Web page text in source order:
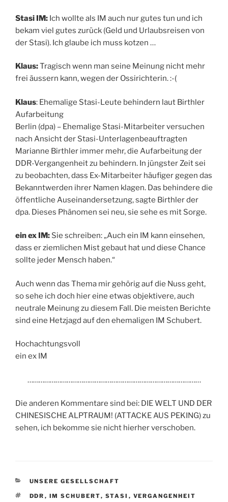
Stasi IM: Ich wollte als IM auch nur gutes tun und ich
bekam viel gutes zurück (Geld und Urlaubsreisen von
der Stasi). Ich glaube ich muss kotzen …
Klaus:Tragisch wenn man seine Meinung nicht mehr
frei äussern kann, wegen der Ossirichterin. :-(
Klaus: Ehemalige Stasi-Leute behindern laut Birthler
Aufarbeitung
Berlin (dpa) – Ehemalige Stasi-Mitarbeiter versuchen
nach Ansicht der Stasi-Unterlagenbeauftragten
Marianne Birthler immer mehr, die Aufarbeitung der
DDR-Vergangenheit zu behindern. In jüngster Zeit sei
zu beobachten, dass Ex-Mitarbeiter häufiger gegen das
Bekanntwerden ihrer Namen klagen. Das behindere die
öffentliche Auseinandersetzung, sagte Birthler der
dpa. Dieses Phänomen sei neu, sie sehe es mit Sorge.
ein ex IM: Sie schreiben: „Auch ein IM kann einsehen,
dass er ziemlichen Mist gebaut hat und diese Chance
sollte jeder Mensch haben.“
Auch wenn das Thema mir gehörig auf die Nuss geht,
so sehe ich doch hier eine etwas objektivere, auch
neutrale Meinung zu diesem Fall. Die meisten Berichte
sind eine Hetzjagd auf den ehemaligen IM Schubert.
Hochachtungsvoll
ein ex IM
…………………………………………………………………………………
Die anderen Kommentare sind bei: DIE WELT UND DER
CHINESISCHE ALPTRAUM! (ATTACKE AUS PEKING) zu
sehen, ich bekomme sie nicht hierher verschoben.
KATEGORIEN
UNSERE GESELLSCHAFT
SCHLAGWÖRTER
DDR , IM SCHUBERT, STASI , VERGANGENHEIT